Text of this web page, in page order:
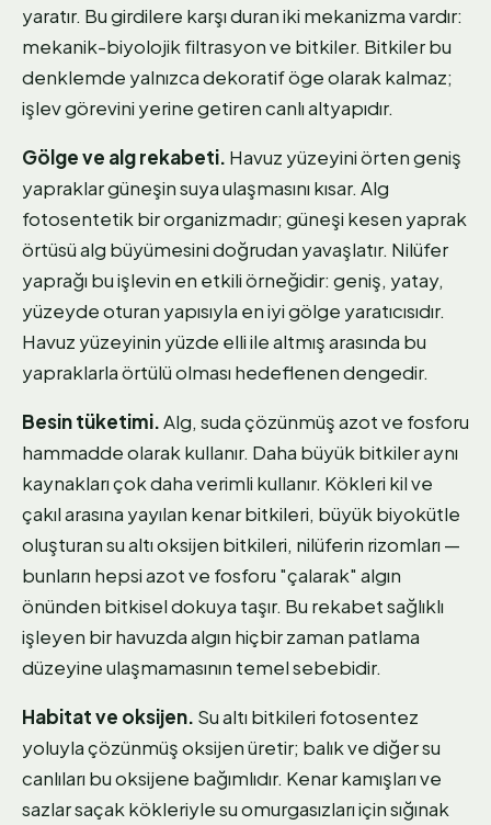
yaratır. Bu girdilere karşı duran iki mekanizma vardır:
mekanik-biyolojik filtrasyon ve bitkiler. Bitkiler bu
denklemde yalnızca dekoratif öge olarak kalmaz;
işlev görevini yerine getiren canlı altyapıdır.
Gölge ve alg rekabeti. Havuz yüzeyini örten geniş
yapraklar güneşin suya ulaşmasını kısar. Alg
fotosentetik bir organizmadır; güneşi kesen yaprak
örtüsü alg büyümesini doğrudan yavaşlatır. Nilüfer
yaprağı bu işlevin en etkili örneğidir: geniş, yatay,
yüzeyde oturan yapısıyla en iyi gölge yaratıcısıdır.
Havuz yüzeyinin yüzde elli ile altmış arasında bu
yapraklarla örtülü olması hedeflenen dengedir.
Besin tüketimi.Alg, suda çözünmüş azot ve fosforu
hammadde olarak kullanır. Daha büyük bitkiler aynı
kaynakları çok daha verimli kullanır. Kökleri kil ve
çakıl arasına yayılan kenar bitkileri, büyük biyokütle
oluşturan su altı oksijen bitkileri, nilüferin rizomları —
bunların hepsi azot ve fosforu "çalarak" algın
önünden bitkisel dokuya taşır. Bu rekabet sağlıklı
işleyen bir havuzda algın hiçbir zaman patlama
düzeyine ulaşmamasının temel sebebidir.
Habitat ve oksijen. Su altı bitkileri fotosentez
yoluyla çözünmüş oksijen üretir; balık ve diğer su
canlıları bu oksijene bağımlıdır. Kenar kamışları ve
sazlar saçak kökleriyle su omurgasızları için sığınak